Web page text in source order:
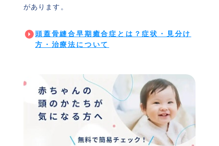
があります。
頭蓋骨縫合早期癒合症とは？症状・見分け
方・治療法について